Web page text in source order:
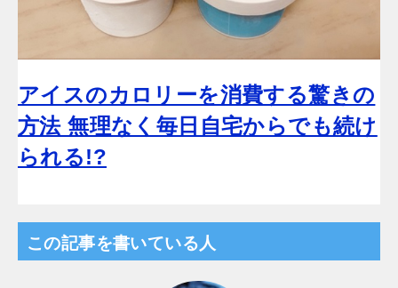
アイスのカロリーを消費する驚きの
方法 無理なく毎日自宅からでも続け
られる!?
この記事を書いている人